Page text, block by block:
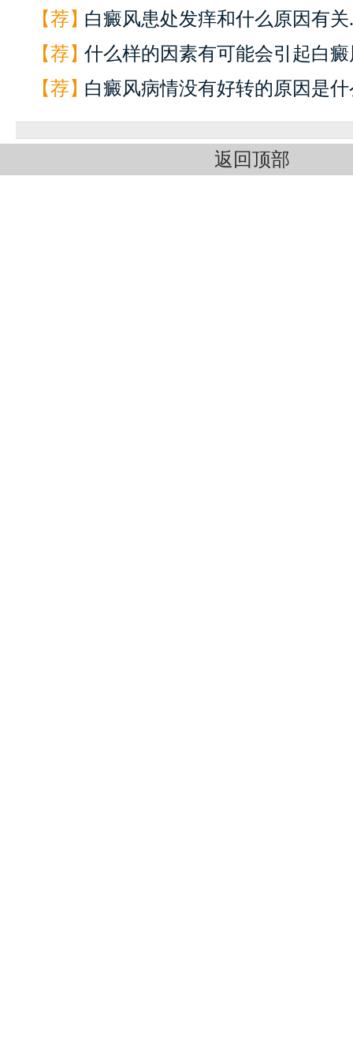
【荐】白癜风患处发痒和什么原因有关
【荐】什么样的因素有可能会引起白癜
【荐】白癜风病情没有好转的原因是什
返回顶部